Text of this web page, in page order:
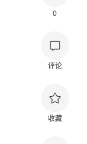
0
评论
收藏